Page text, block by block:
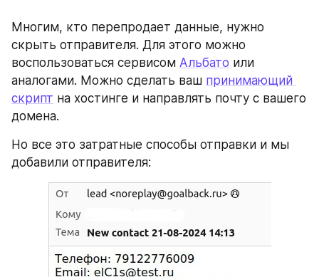
Многим, кто перепродает данные, нужно
скрыть отправителя. Для этого можно
воспользоваться сервисом Альбато или
аналогами. Можно сделать ваш принимающий
скрипт на хостинге и направлять почту с вашего
домена.
Но все это затратные способы отправки и мы
добавили отправителя: